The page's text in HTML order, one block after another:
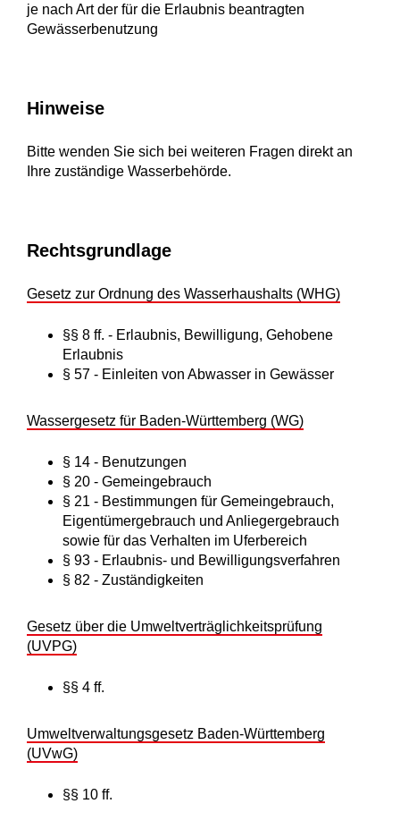
je nach Art der für die Erlaubnis beantragten
Gewässerbenutzung
Hinweise
Bitte wenden Sie sich bei weiteren Fragen direkt an
Ihre zuständige Wasserbehörde.
Rechtsgrundlage
Gesetz zur Ordnung des Wasserhaushalts (WHG)
§§ 8 ff. - Erlaubnis, Bewilligung, Gehobene
Erlaubnis
§ 57 - Einleiten von Abwasser in Gewässer
Wassergesetz für Baden-Württemberg (WG)
§ 14 - Benutzungen
§ 20 - Gemeingebrauch
§ 21 - Bestimmungen für Gemeingebrauch,
Eigentümergebrauch und Anliegergebrauch
sowie für das Verhalten im Uferbereich
§ 93 - Erlaubnis- und Bewilligungsverfahren
§ 82 - Zuständigkeiten
Gesetz über die Umweltverträglichkeitsprüfung
(UVPG)
§§ 4 ff.
Umweltverwaltungsgesetz Baden-Württemberg
(UVwG)
§§ 10 ff.